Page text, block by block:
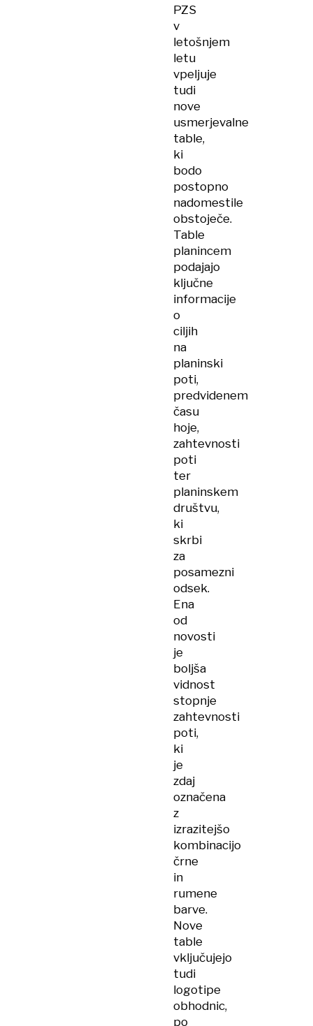
PZS
v
letošnjem
letu
vpeljuje
tudi
nove
usmerjevalne
table,
ki
bodo
postopno
nadomestile
obstoječe.
Table
planincem
podajajo
ključne
informacije
o
ciljih
na
planinski
poti,
predvidenem
času
hoje,
zahtevnosti
poti
ter
planinskem
društvu,
ki
skrbi
za
posamezni
odsek.
Ena
od
novosti
je
boljša
vidnost
stopnje
zahtevnosti
poti,
ki
je
zdaj
označena
z
izrazitejšo
kombinacijo
črne
in
rumene
barve.
Nove
table
vključujejo
tudi
logotipe
obhodnic,
po